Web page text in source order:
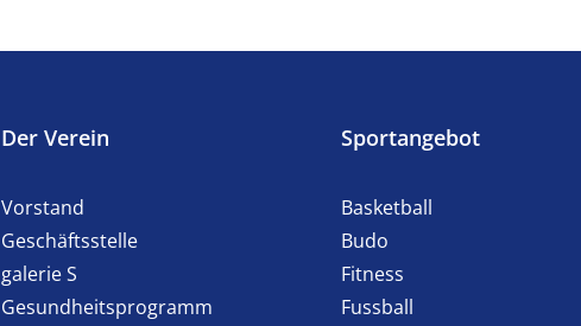
Der Verein
Vorstand
Geschäftsstelle
galerie S
Gesundheitsprogramm
Sportangebot
Basketball
Budo
Fitness
Fussball